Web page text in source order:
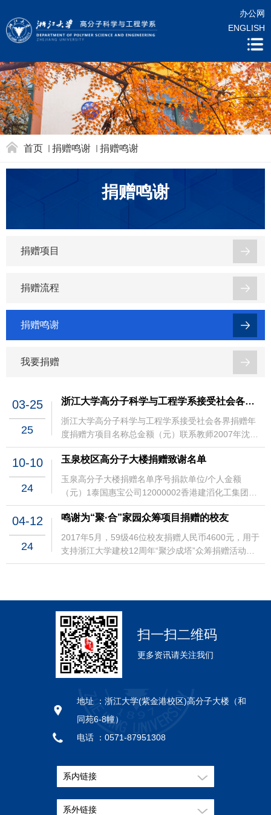
办公网
ENGLISH
首页 捐赠鸣谢 捐赠鸣谢
捐赠鸣谢
捐赠项目
捐赠流程
捐赠鸣谢
我要捐赠
03-25
25
浙江大学高分子科学与工程学系接受社会各界捐赠鸣谢
浙江大学高分子科学与工程学系接受社会各界捐赠年
度捐赠方项目名称总金额（元）联系教师2007年沈家
骢院士杨士林奖学金基金100000 沈家骢院士2009年
杭州之江有机硅化工有限公司杨士林奖学金基金
100000 2009年丽晶化学有限公司杨士林奖学金基金
50000 2009年岛津国际贸易上海有限公司杨士林奖学
林奖学金基金50000 2010年沈家骢院士杨士林奖学金
限公司杨士林奖学金基金200000 张兴宏2011年-2015
年江苏裕兴薄膜科技股份有限公司裕兴科技奖学金
金40000 王齐 廉洁2013年-2016年海南立昇科技实业
有限公司立升奖学金400000 朱宝库2013年-2017年浙
江汉高新材料科技（股份）有限公司汉高膜材料奖学
金250000 2014年沈家骢院士杨士林奖学金基金
100000 沈家骢院士2014年-2019年中天科技集团有限
杨士林奖学金基金150000 沈家骢院士2015年艾仕得
涂料系统（上海）有限公司艾仕得卓越科技奖学金
限公司求是膜奖学金75000 徐志康2016年-2021年深
2017年沈家骢院士杨士林奖学金基金150000 沈家骢
院士2017年-2018年北京爱思开幸福公益基金会SK奖
贸易有限公司滑秀娥助学金100000 沈 烈2017
10-10
24
玉泉校区高分子大楼捐赠致谢名单
玉泉高分子大楼捐赠名单序号捐款单位/个人金额
（元）1泰国惠宝公司12000002香港建滔化工集团有
限公司10000003华尔润集团2600004杭州之江有机硅
化工有限公司2000005上海杰世杰新材料股份有限公
司2000006上海巨盈实业有限公司2000007浙江固德
塑胶有限公司2000008余姚市华信办公设备有限公司
深圳瑞格尔仪器（制造）有限公司2000014杭州大华
塑业有限公司1000015杭州新玉泉饭店1000016浙江
安信新型建材开发有限公司1000017中科院长春应用
化学研究所1000018美国珀金埃尔公司上海办事处
800019齐鲁石油化工股份有限公司树脂研究所
600020北京大学高分子科学与工程学系500021化工
部晨光化工研究所（成都）500022杭州金新铜装饰材
500024四川大学高分子研究所500025中国科学院化
学研究所500026贵州省材料技术创新基地300027南
京化工大学高分子系300028浙江省建设科技推广中心
300029福建师范大学高分子研究所250030清华大学
200032《塑料工业》编辑部100033高分子系九七级
（一）班100034高分子系二〇〇二级（一）（二）班
66035高分子系二〇〇〇级（一）（二）班55036高分
子系九九级（一）班36037高分子系九八级（一）班
04-12
24
鸣谢为“聚·合”家园众筹项目捐赠的校友
2017年5月，59级46位校友捐赠人民币4600元，用于
支持浙江大学建校12周年“聚沙成塔”众筹捐赠活动之
高分子系“聚·合”家园众筹项目，感谢支持！附：捐赠
芳王惠英朱家蕙范常炯胡孟昌连嗣南朱蕙芬蔡一平颜
玮朱 光徐秉恺陆丽英戴云彪戚国荣刘汉臣吴健雄陈仁
芳徐佐平王静贞周金林楼思明倪家生王志伟吕妙琴
（以上排名不分先后）
扫一扫二维码
更多资讯请关注我们
地址 ： 浙江大学(紫金港校区)高分子大楼（和
同苑6-8幢）
电话 ： 0571-87951308
系内链接
系外链接